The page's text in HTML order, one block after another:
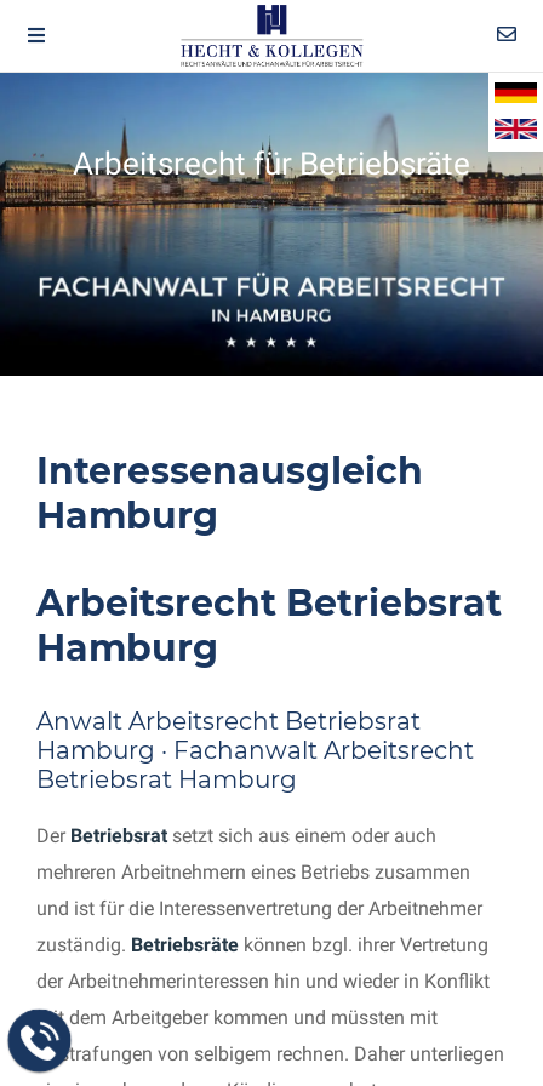
Arbeitsrecht für Betriebsräte
Interessenausgleich
Hamburg
Arbeitsrecht Betriebsrat
Hamburg
Anwalt Arbeitsrecht Betriebsrat
Hamburg · Fachanwalt Arbeitsrecht
Betriebsrat Hamburg
Der Betriebsrat setzt sich aus einem oder auch
mehreren Arbeitnehmern eines Betriebs zusammen
und ist für die Interessenvertretung der Arbeitnehmer
zuständig. Betriebsräte können bzgl. ihrer Vertretung
der Arbeitnehmerinteressen hin und wieder in Konflikt
mit dem Arbeitgeber kommen und müssten mit
Abstrafungen von selbigem rechnen. Daher unterliegen